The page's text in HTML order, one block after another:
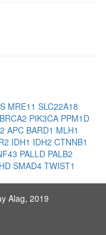
MRE11 SLC22A18
BRCA2 PIK3CA PPM1D
APC BARD1 MLH1
IDH1 IDH2 CTNNB1
PALLD PALB2
SMAD4 TWIST1
Alag, 2019